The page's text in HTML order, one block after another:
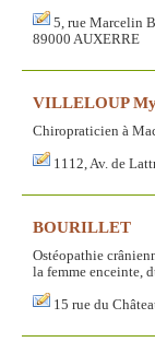
5, rue Marcelin
89000 AUXERRE
VILLELOUP
Chiropraticien à
1112, Av. de
BOURILLET
Ostéopathie
la femme enceinte,
15 rue du